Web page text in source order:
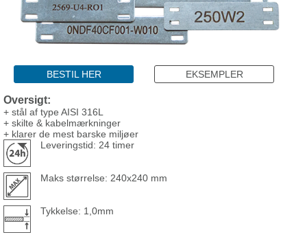
BESTIL HER EKSEMPLER
Oversigt:
+ stål af type AISI 316L
+ skilte & kabelmærkninger
+ klarer de mest barske miljøer
Leveringstid: 24 timer
Maks størrelse: 240x240 mm
Tykkelse: 1,0mm